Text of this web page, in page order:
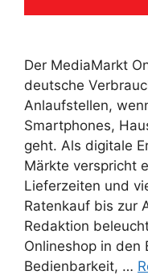
Der MediaMarkt
deutsche
Anlaufstellen,
Smartphones,
geht. Als digitale
Märkte verspricht
Lieferzeiten und
Ratenkauf bis zur
Redaktion
Onlineshop in den
Bedienbarkeit, …